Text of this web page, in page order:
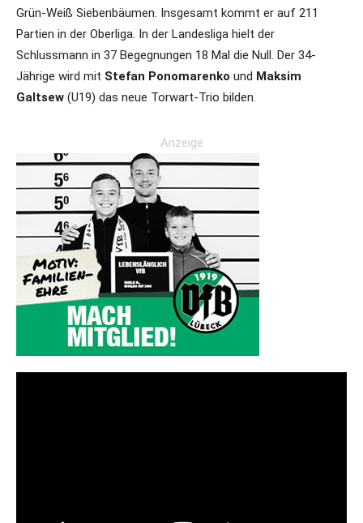
Grün-Weiß Siebenbäumen. Insgesamt kommt er auf 211
Partien in der Oberliga. In der Landesliga hielt der
Schlussmann in 37 Begegnungen 18 Mal die Null. Der 34-
Jährige wird mit Stefan Ponomarenko und Maksim
Galtsew (U19) das neue Torwart-Trio bilden.
Anzeige